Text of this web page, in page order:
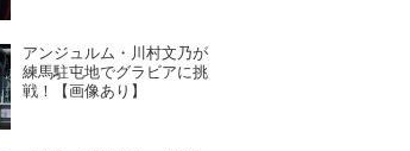
アンジュルム・川村文乃が
練馬駐屯地でグラビアに挑
戦！【画像あり】